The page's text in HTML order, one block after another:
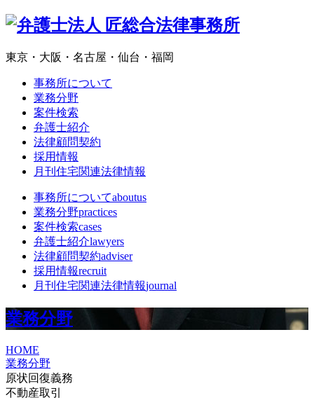
東京・大阪・名古屋・仙台・福岡
事務所について
業務分野
案件検索
弁護士紹介
法律顧問契約
採用情報
月刊住宅関連法律情報
事務所についてaboutus
業務分野practices
案件検索cases
弁護士紹介lawyers
法律顧問契約adviser
採用情報recruit
月刊住宅関連法律情報journal
業務分野
HOME
業務分野
原状回復義務
不動産取引